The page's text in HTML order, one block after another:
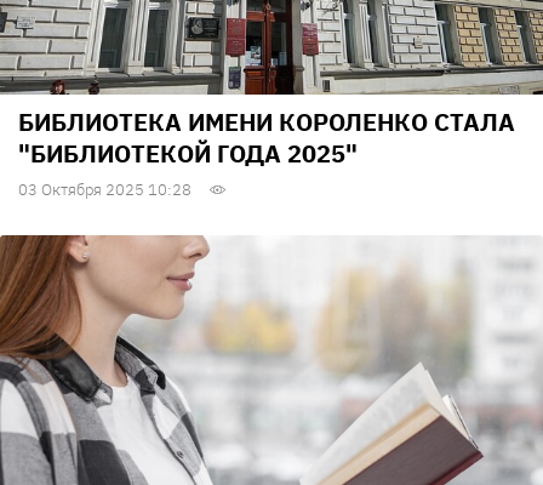
БИБЛИОТЕКА ИМЕНИ КОРОЛЕНКО СТАЛА
"БИБЛИОТЕКОЙ ГОДА 2025"
03 Октября 2025 10:28